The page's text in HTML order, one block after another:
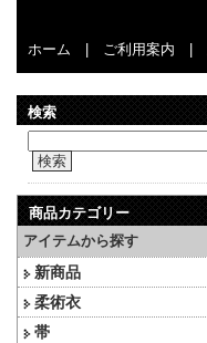
ホーム ご利用案内
検索
検索
商品カテゴリー
アイテムから探す
新商品
柔術衣
帯